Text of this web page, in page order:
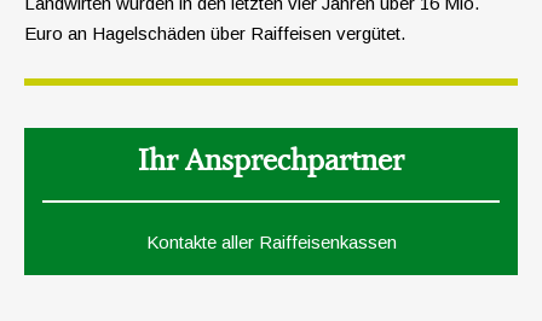
Euro an Hagel­schäden über Raiffeisen vergütet.
Ihr Ansprechpartner
Kontakte aller Raiffeisenkassen